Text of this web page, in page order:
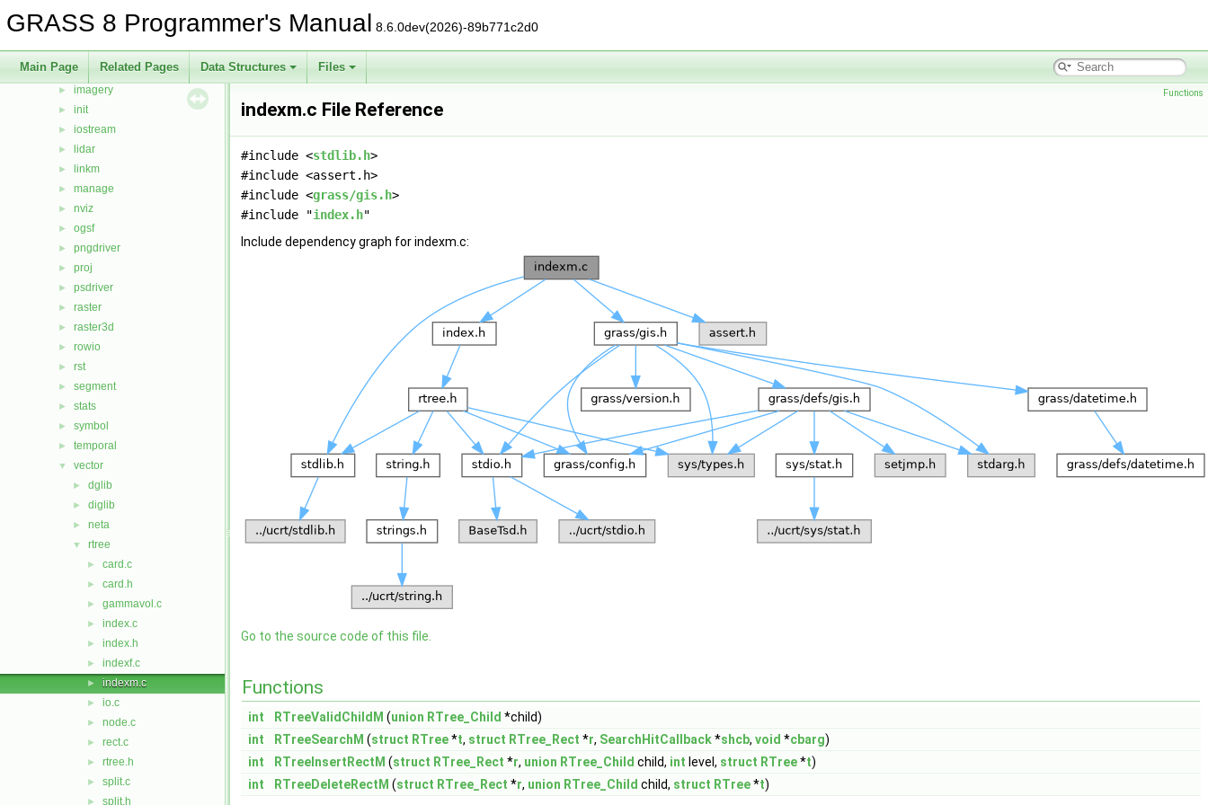
GRASS 8 Programmer's Manual 8.6.0dev(2026)-89b771c2d0
Main Page Related Pages Data Structures Files
► gmath
► gpde
► htmldriver
► imagery
► init
► iostream
► lidar
► linkm
► manage
► nviz
► ogsf
► pngdriver
► proj
► psdriver
► raster
► raster3d
► rowio
► rst
► segment
► stats
► symbol
► temporal
▼ vector
► dglib
► diglib
► neta
▼ rtree
► card.c
► card.h
► gammavol.c
► index.c
► index.h
► indexf.c
► indexm.c
► io.c
► node.c
► rect.c
► rtree.h
► split.c
► split.h
Functions
indexm.c File Reference
#include <stdlib.h>
#include <assert.h>
#include <grass/gis.h>
#include "index.h"
Include dependency graph for indexm.c:
Go to the source code of this file.
Functions
int RTreeValidChildM (union RTree_Child *child)
int
RTreeSearchM (struct RTree*t, struct RTree_Rect *r, SearchHitCallback*shcb, void *cbarg)
int
RTreeInsertRectM (struct RTree_Rect *r, union RTree_Child child, int level, struct RTree*t)
int
RTreeDeleteRectM (struct RTree_Rect *r, union RTree_Child child, struct RTree*t)